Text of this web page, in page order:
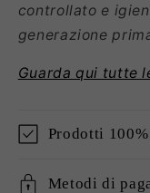
controllato e
generazione
Guarda qui tutte
Prodotti
Metodi di